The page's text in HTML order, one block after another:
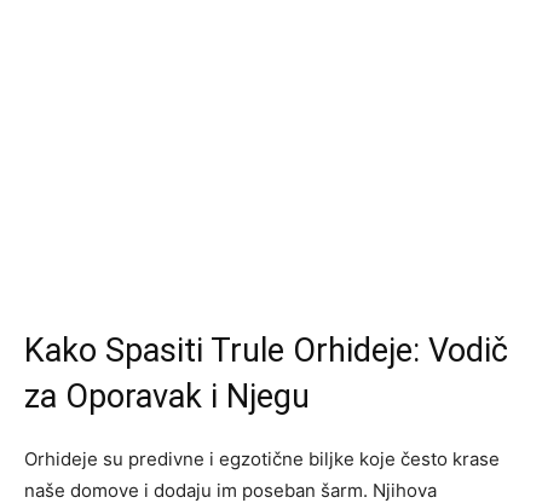
Kako Spasiti Trule Orhideje: Vodič
za Oporavak i Njegu
Orhideje su predivne i egzotične biljke koje često krase
naše domove i dodaju im poseban šarm. Njihova